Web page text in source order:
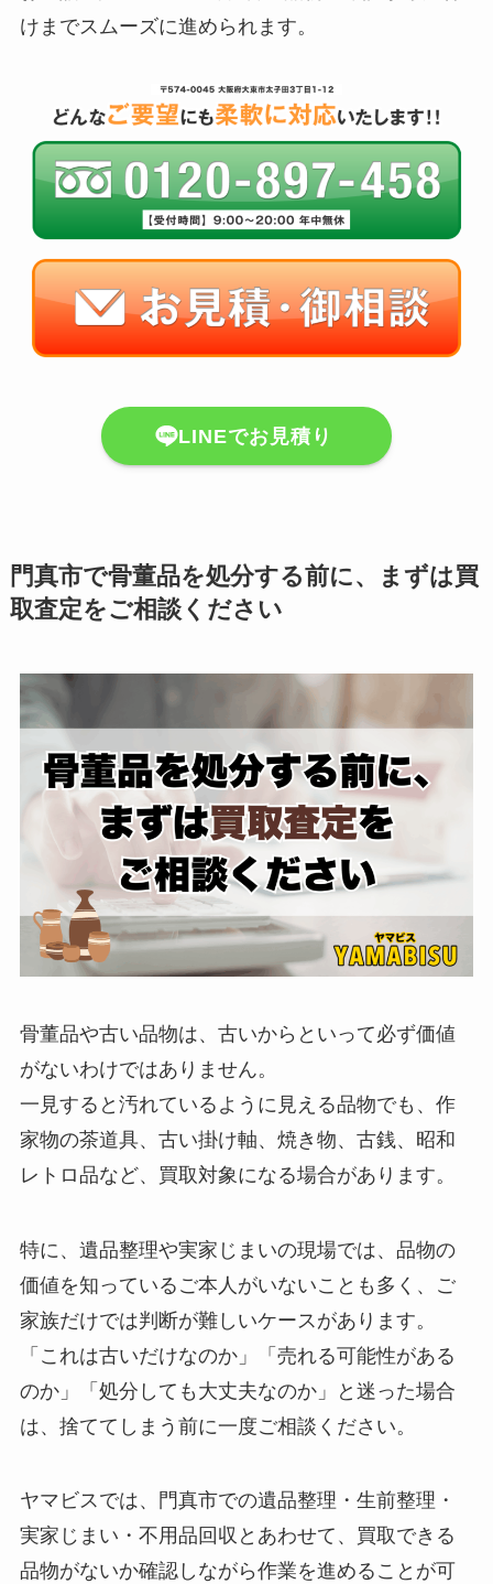
けまでスムーズに進められます。
LINEでお見積り
門真市で骨董品を処分する前に、まずは買
取査定をご相談ください
骨董品や古い品物は、古いからといって必ず価値
がないわけではありません。
一見すると汚れているように見える品物でも、作
家物の茶道具、古い掛け軸、焼き物、古銭、昭和
レトロ品など、買取対象になる場合があります。
特に、遺品整理や実家じまいの現場では、品物の
価値を知っているご本人がいないことも多く、ご
家族だけでは判断が難しいケースがあります。
「これは古いだけなのか」「売れる可能性がある
のか」「処分しても大丈夫なのか」と迷った場合
は、捨ててしまう前に一度ご相談ください。
ヤマビスでは、門真市での遺品整理・生前整理・
実家じまい・不用品回収とあわせて、買取できる
品物がないか確認しながら作業を進めることが可